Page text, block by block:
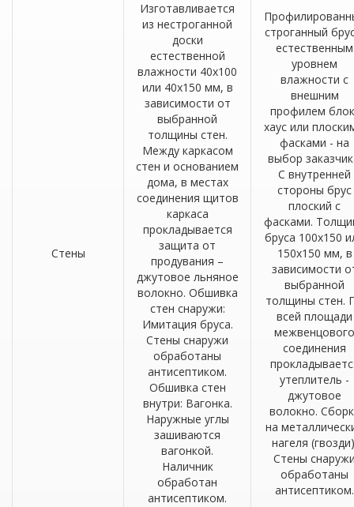
Стены
Изготавливается
из нестроганной
доски
естественной
влажности 40х100
или 40х150 мм, в
зависимости от
выбранной
толщины стен.
Между каркасом
стен и основанием
дома, в местах
соединения щитов
каркаса
прокладывается
защита от
продувания –
джутовое льняное
волокно. Обшивка
стен снаружи:
Имитация бруса.
Стены снаружи
обработаны
антисептиком.
Обшивка стен
внутри: Вагонка.
Наружные углы
зашиваются
вагонкой.
Наличник
обработан
антисептиком.
строганный
естественным
уровнем
влажности с
внешним
профилем
хаус или
фасками - на
выбор
С внутренней
стороны брус
плоский с
фасками.
бруса 100х150
150х150 мм, в
зависимости
выбранной
толщины стен.
всей площади
межвенцового
соединения
утеплитель -
джутовое
волокно.
на
нагеля
Стены
обработаны
антисептиком.